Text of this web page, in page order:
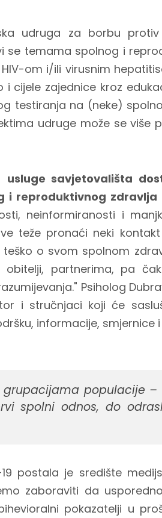
udruga za borbu
se temama spolnog i
om i/ili virusnim
cijele zajednice kroz
testiranja na (neke)
udruge može se više
usluge savjetovališta
i reproduktivnog zdravlja
neinformiranosti i
teže pronaći neki
o svom spolnom
obitelji, partnerima, pa
Psiholog
i stručnjaci koji će
informacije, smjernice
grupacijama populacije
spolni odnos, do
postala je središte
zaboraviti da
pokazatelji u